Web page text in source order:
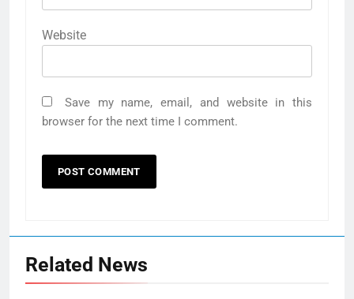
Website
Save my name, email, and website in this
browser for the next time I comment.
Related News